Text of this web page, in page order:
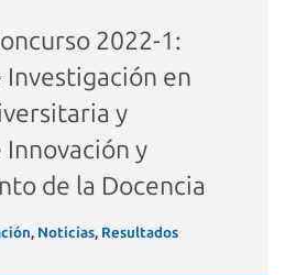
2022-1:
Investigación en
y
y
de la Docencia
, Noticias, Resultados